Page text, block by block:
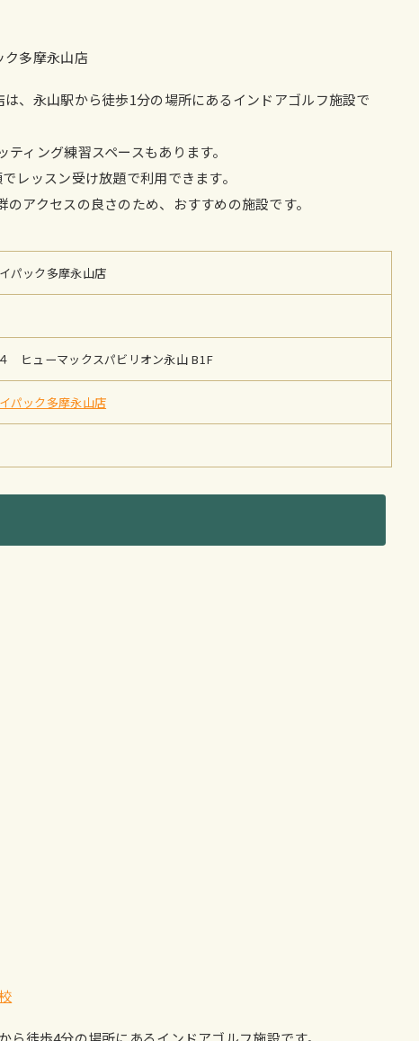
ク多摩永山店
、永山駅から徒歩1分の場所にあるインドアゴルフ施設で
ィング練習スペースもあります。
レッスン受け放題で利用できます。
アクセスの良さのため、おすすめの施設です。
パック多摩永山店
ヒューマックスパビリオン永山 B1F
パック多摩永山店